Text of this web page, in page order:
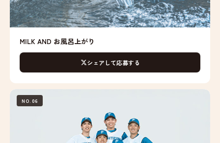
MILK AND お風呂上がり
シェアして応募する
NO.06